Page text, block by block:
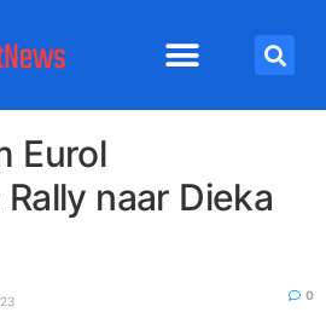
Eurol
naar Dieka
0